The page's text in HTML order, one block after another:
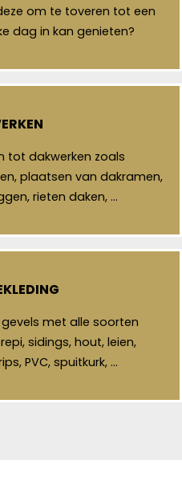
om te toveren tot een
dag in kan genieten?
tot dakwerken zoals
plaatsen van dakramen,
rieten daken, …
met alle soorten
sidings, hout, leien,
PVC, spuitkurk, …